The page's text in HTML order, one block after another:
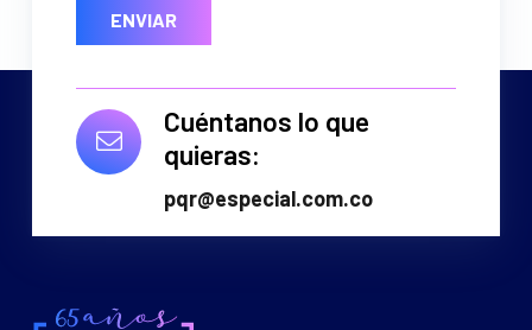
Cuéntanos lo que
quieras:
pqr@especial.com.co